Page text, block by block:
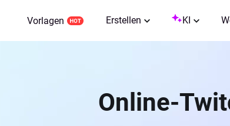
Vorlagen Erstellen KI
Online-